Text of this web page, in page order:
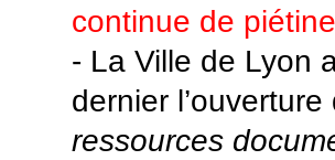
continue de
- La Ville de Lyon
dernier l’ouverture
ressources